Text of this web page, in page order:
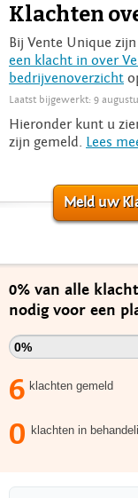
Login
Klachten
Bij Vente Unique
een klacht in over
bedrijvenoverzicht
Laatst bijgewerkt: 9
Hieronder kunt u
zijn gemeld. Lees
Meld uw
0% van alle
nodig voor een
0%
6 klachten gemeld
0 klachten in